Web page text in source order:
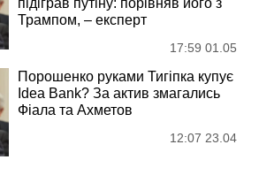
підіграв путіну: порівняв його з
Трампом, – експерт
17:59 01.05
Порошенко руками Тигіпка купує
Idea Bank? За актив змагались
Фіала та Ахметов
12:07 23.04